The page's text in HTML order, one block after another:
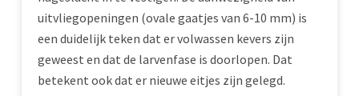
uitvliegopeningen (ovale gaatjes van 6-10 mm) is
een duidelijk teken dat er volwassen kevers zijn
geweest en dat de larvenfase is doorlopen. Dat
betekent ook dat er nieuwe eitjes zijn gelegd.